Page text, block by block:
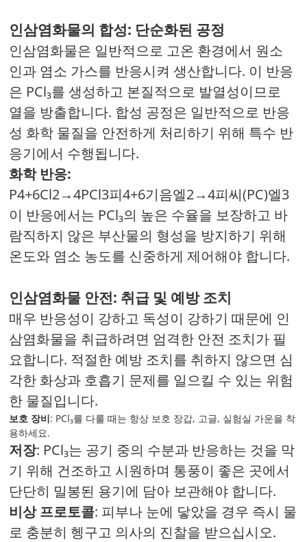
인삼염화물의 합성: 단순화된 공정
인삼염화물은 일반적으로 고온 환경에서 원소
인과 염소 가스를 반응시켜 생산합니다. 이 반응
은 PCl₃를 생성하고 본질적으로 발열성이므로
열을 방출합니다. 합성 공정은 일반적으로 반응
성 화학 물질을 안전하게 처리하기 위해 특수 반
응기에서 수행됩니다.
화학 반응:
P4+6Cl2→4PCl3피4+6기음엘2→4피씨(PC)엘3​
이 반응에서는 PCl₃의 높은 수율을 보장하고 바
람직하지 않은 부산물의 형성을 방지하기 위해
온도와 염소 농도를 신중하게 제어해야 합니다.
인삼염화물 안전: 취급 및 예방 조치
매우 반응성이 강하고 독성이 강하기 때문에 인
삼염화물을 취급하려면 엄격한 안전 조치가 필
요합니다. 적절한 예방 조치를 취하지 않으면 심
각한 화상과 호흡기 문제를 일으킬 수 있는 위험
한 물질입니다.
보호 장비: PCl₃를 다룰 때는 항상 보호 장갑, 고글, 실험실 가운을 착
용하세요.
저장: PCl₃는 공기 중의 수분과 반응하는 것을 막
기 위해 건조하고 시원하며 통풍이 좋은 곳에서
단단히 밀봉된 용기에 담아 보관해야 합니다.
비상 프로토콜: 피부나 눈에 닿았을 경우 즉시 물
로 충분히 헹구고 의사의 진찰을 받으십시오.